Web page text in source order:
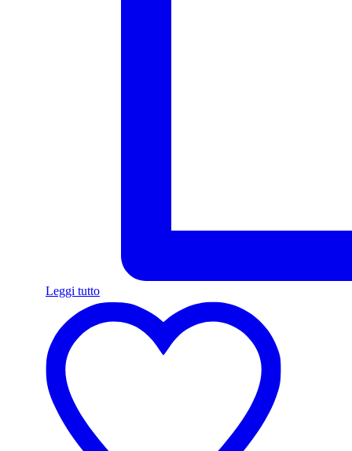
Leggi tutto